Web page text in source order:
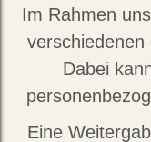
Im Rahmen
Dabei
Eine